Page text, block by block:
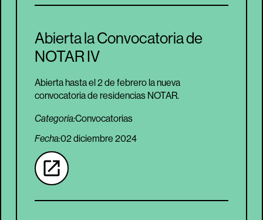
Abierta la Convocatoria de
NOTAR IV
Abierta hasta el 2 de febrero la nueva
convocatoria de residencias NOTAR.
Categoria:Convocatorias
Fecha:02 diciembre 2024